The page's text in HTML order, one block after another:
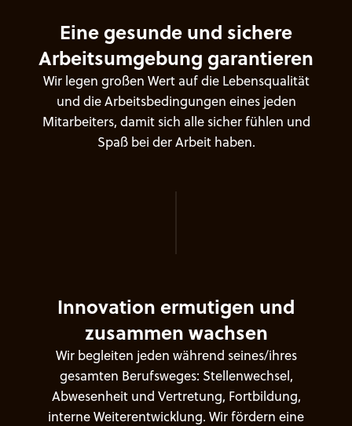
Einegesunde und sichere
Arbeitsumgebung garantieren
Wir legen großen Wert aufdie Lebensqualität
und dieArbeitsbedingungen eines jeden
Mitarbeiters, damit sich alle sicherfühlen und
Spaß bei derArbeit haben.
Innovation ermutigen und
zusammen wachsen
Wir begleiten jeden während seines/ihres
gesamten Berufsweges: Stellenwechsel,
Abwesenheit und Vertretung, Fortbildung,
interneWeiterentwicklung. Wirfördern eine